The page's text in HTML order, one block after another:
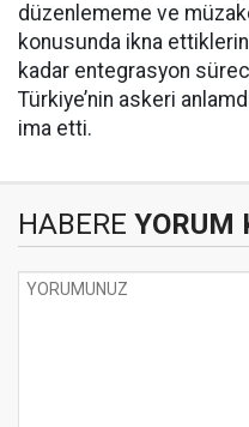
düzenlememe ve
konusunda ikna ettiklerini
kadar entegrasyon
Türkiye’nin askeri
ima etti.
HABERE YORUM